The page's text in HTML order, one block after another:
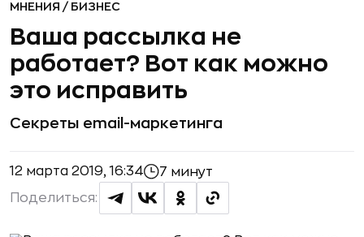
МНЕНИЯ / БИЗНЕС
Ваша рассылка не
работает? Вот как можно
это исправить
Секреты email-маркетинга
12 марта 2019, 16:34 7 минут
Поделиться: